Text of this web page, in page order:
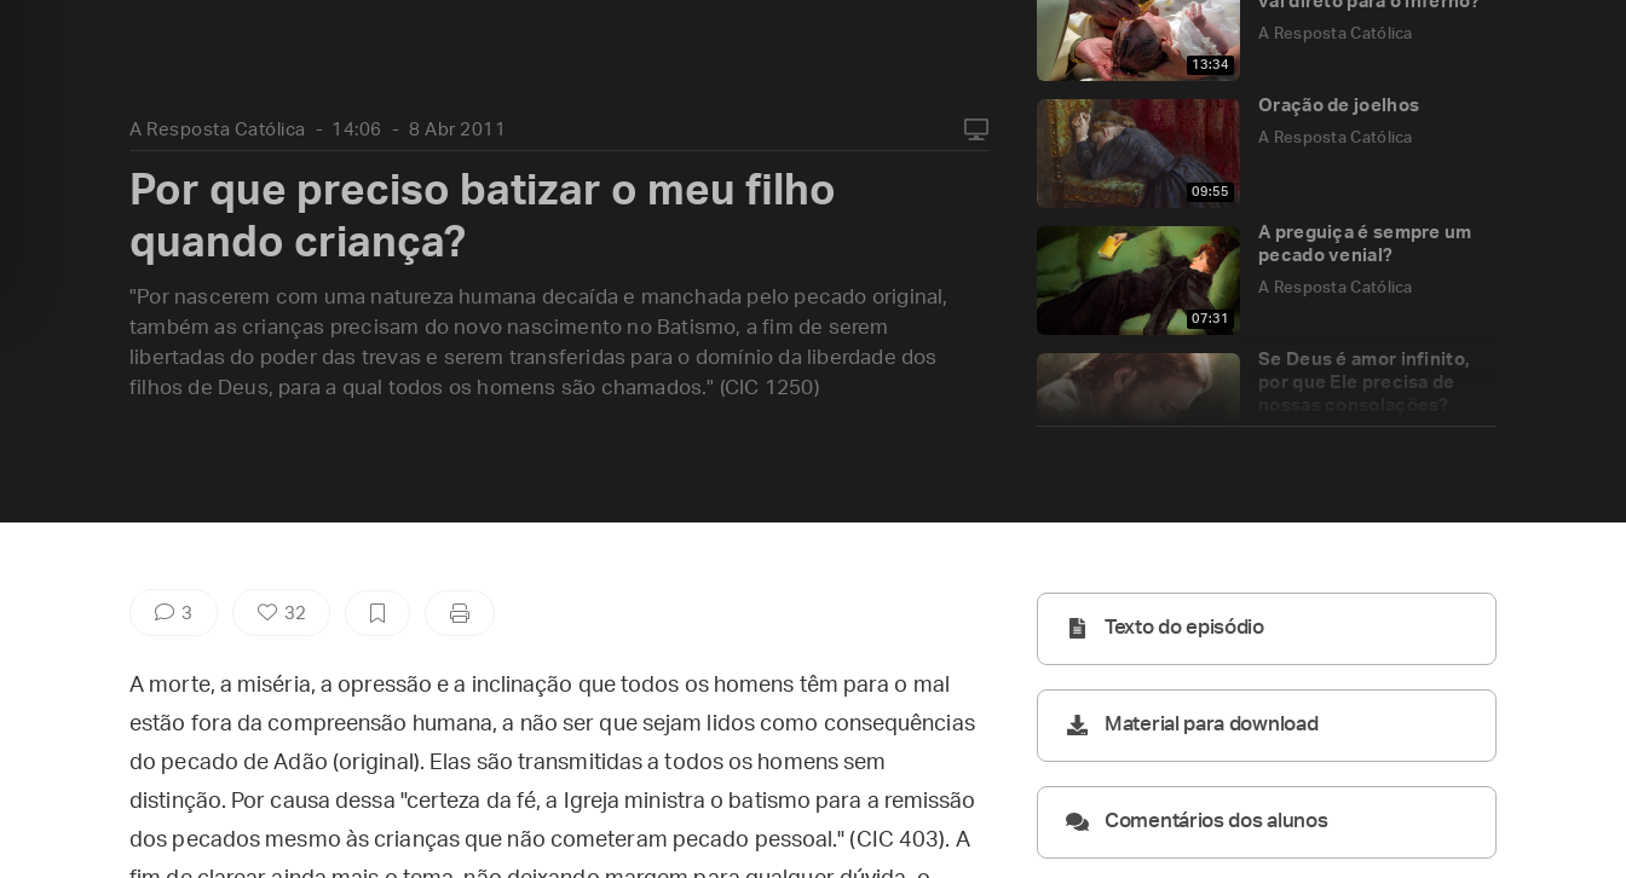
13:34
A Resposta Católica
09:55
Oração de joelhos
A Resposta Católica
07:31
A preguiça é sempre um
pecado venial?
A Resposta Católica
Se Deus é amor infinito,
por que Ele precisa de
A Resposta Católica 14:06 8 Abr 2011
Por que preciso batizar o meu filho
quando criança?
"Por nascerem com uma natureza humana decaída e manchada pelo pecado original,
também as crianças precisam do novo nascimento no Batismo, a fim de serem
libertadas do poder das trevas e serem transferidas para o domínio da liberdade dos
filhos de Deus, para a qual todos os homens são chamados." (CIC 1250)
3 32
A morte, a miséria, a opressão e a inclinação que todos os homens têm para o mal
estão fora da compreensão humana, a não ser que sejam lidos como consequências
do pecado de Adão (original). Elas são transmitidas a todos os homens sem
distinção. Por causa dessa "certeza da fé, a Igreja ministra o batismo para a remissão
dos pecados mesmo às crianças que não cometeram pecado pessoal." (CIC 403). A
Texto do episódio
Material para download
Comentários dos alunos